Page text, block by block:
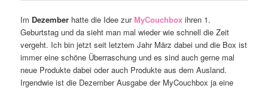
Im Dezember hatte die Idee zur MyCouchbox ihren 1.
Geburtstag und da sieht man mal wieder wie schnell die Zeit
vergeht. Ich bin jetzt seit letztem Jahr März dabei und die Box ist
immer eine schöne Überraschung und es sind auch gerne mal
neue Produkte dabei oder auch Produkte aus dem Ausland.
Irgendwie ist die Dezember Ausgabe der MyCouchbox ja eine